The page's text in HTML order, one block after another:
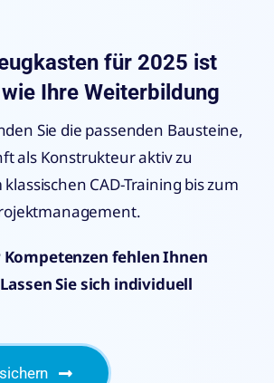
für 2025 ist
Ihre Weiterbildung
Sie die passenden Bausteine,
als Konstrukteur aktiv zu
CAD-Training bis zum
Kompetenzen fehlen Ihnen
Lassen Sie sich individuell